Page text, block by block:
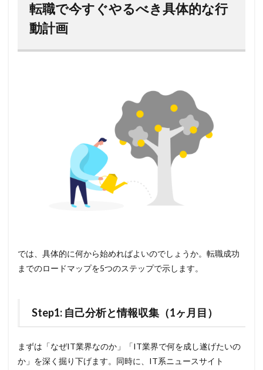
転職で今すぐやるべき具体的な行
動計画
では、具体的に何から始めればよいのでしょうか。転職成功
までのロードマップを5つのステップで示します。
Step1: 自己分析と情報収集（1ヶ月目）
まずは「なぜIT業界なのか」「IT業界で何を成し遂げたいの
か」を深く掘り下げます。同時に、IT系ニュースサイト